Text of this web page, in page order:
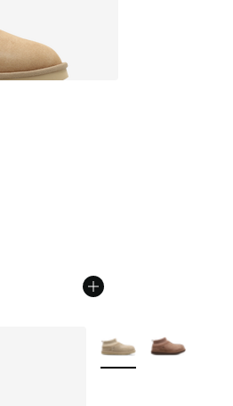
Dit artikel is in de
Meer kleuren